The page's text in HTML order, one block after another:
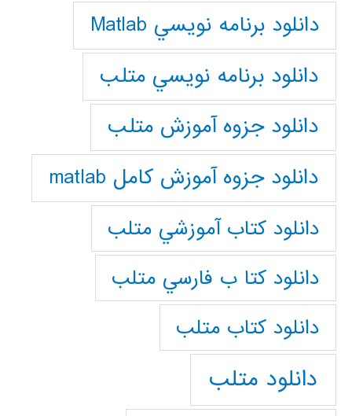
دانلود برنامه نويسي Matlab
دانلود برنامه نويسي متلب
دانلود جزوه آموزش متلب
دانلود جزوه آموزش کامل matlab
دانلود كتاب آموزشي متلب
دانلود كتا ب فارسي متلب
دانلود كتاب متلب
دانلود متلب